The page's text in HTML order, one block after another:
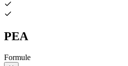
PEA
Formule